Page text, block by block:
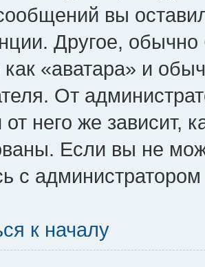
вы
Другое,
как «аватара» и
От
от него же зависит,
Если вы не
с
к началу